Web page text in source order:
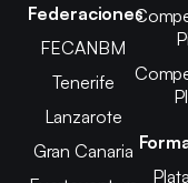
Federaciones
FECANBM
Tenerife
Lanzarote
Gran Canaria